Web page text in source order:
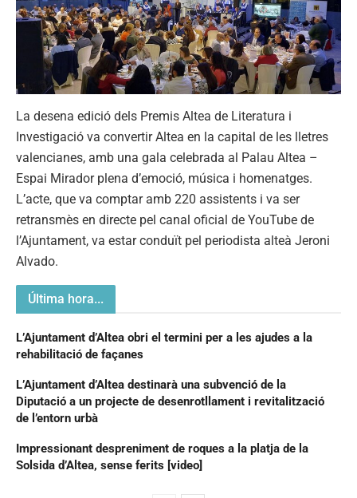
La desena edició dels Premis Altea de Literatura i
Investigació va convertir Altea en la capital de les lletres
valencianes, amb una gala celebrada al Palau Altea –
Espai Mirador plena d’emoció, música i homenatges.
L’acte, que va comptar amb 220 assistents i va ser
retransmès en directe pel canal oficial de YouTube de
l’Ajuntament, va estar conduït pel periodista alteà Jeroni
Alvado.
Última hora...
L’Ajuntament d’Altea obri el termini per a les ajudes a la
rehabilitació de façanes
L’Ajuntament d’Altea destinarà una subvenció de la
Diputació a un projecte de desenrotllament i revitalització
de l’entorn urbà
Impressionant despreniment de roques a la platja de la
Solsida d’Altea, sense ferits [video]